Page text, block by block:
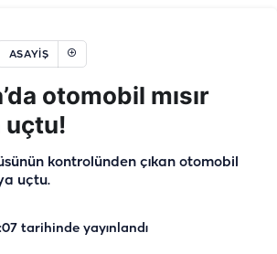
ASAYIŞ
otomobil mısır
uçtu!
kontrolünden çıkan otomobil
uçtu.
tarihinde yayınlandı